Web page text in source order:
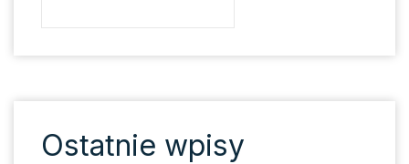
Ostatnie wpisy